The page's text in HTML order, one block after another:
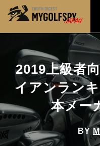
2019上級者
イアンラン
本メー
BY
MOST WANTED テスト
NEW RELEASES 新製品
HOW TO ゴルフ上達・実
LAB テスト・データ検証
Golf News ゴルフニュー
※メーカー名やクラブ名など、
力してください。